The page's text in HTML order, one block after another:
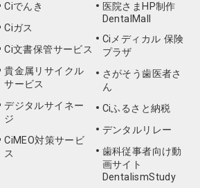
Ciでんき
Ciガス
Ci文書保管サービス
貴金属リサイクル
サービス
デジタルサイネー
ジ
CiMEO対策サービ
ス
医院さまHP制作
DentalMall
Ciメディカル 保険
プラザ
さがそう歯医者さ
ん
Ciふるさと納税
デンタルリレー
歯科従事者向け動
画サイト
DentalismStudy